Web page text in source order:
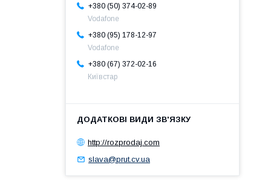
+380 (50) 374-02-89
Vodafone
+380 (95) 178-12-97
Vodafone
+380 (67) 372-02-16
Київстар
http://rozprodaj.com
slava@prut.cv.ua